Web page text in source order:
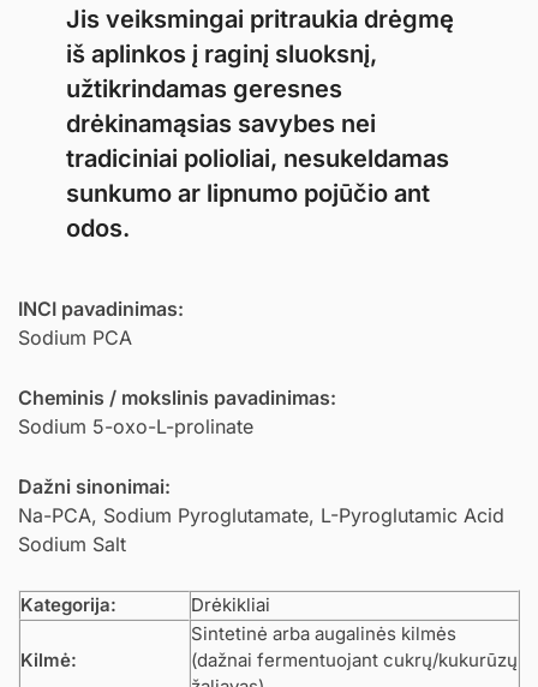
Jis veiksmingai pritraukia drėgmę
iš aplinkos į raginį sluoksnį,
užtikrindamas geresnes
drėkinamąsias savybes nei
tradiciniai polioliai, nesukeldamas
sunkumo ar lipnumo pojūčio ant
odos.
INCI pavadinimas:
Sodium PCA
Cheminis / mokslinis pavadinimas:
Sodium 5-oxo-L-prolinate
Dažni sinonimai:
Na-PCA, Sodium Pyroglutamate, L-Pyroglutamic Acid
Sodium Salt
Kategorija: Drėkikliai
Kilmė:
Sintetinė arba augalinės kilmės
(dažnai fermentuojant cukrų/kukurūzų